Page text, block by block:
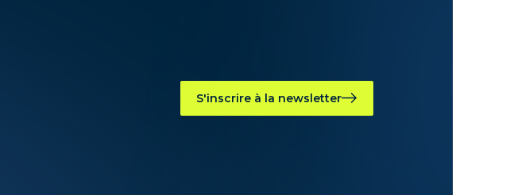
S'inscrire à la newsletter